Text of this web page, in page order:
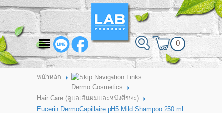
สินค้าที่สนใจ
HOME
ABOUT LAB PHARMACY
PRODUCT
0
หน้าหลัก
Dermo Cosmetics
Hair Care (ดูแลเส้นผมและหนังศีรษะ)
Eucerin DermoCapillaire pH5 Mild Shampoo 250 ml.